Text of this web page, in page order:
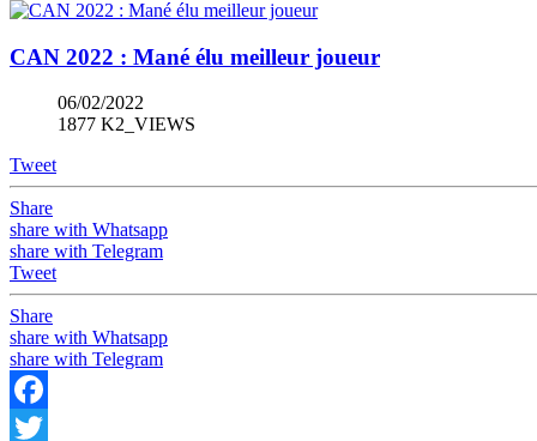
CAN 2022 : Mané élu meilleur joueur
06/02/2022
1877 K2_VIEWS
Tweet
Share
share with Whatsapp
share with Telegram
Tweet
Share
share with Whatsapp
share with Telegram
Facebook